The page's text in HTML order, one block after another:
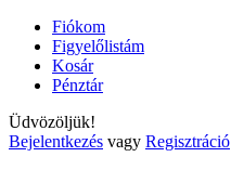
Fiókom
Figyelőlistám
Kosár
Pénztár
Üdvözöljük!
Bejelentkezés vagy Regisztráció